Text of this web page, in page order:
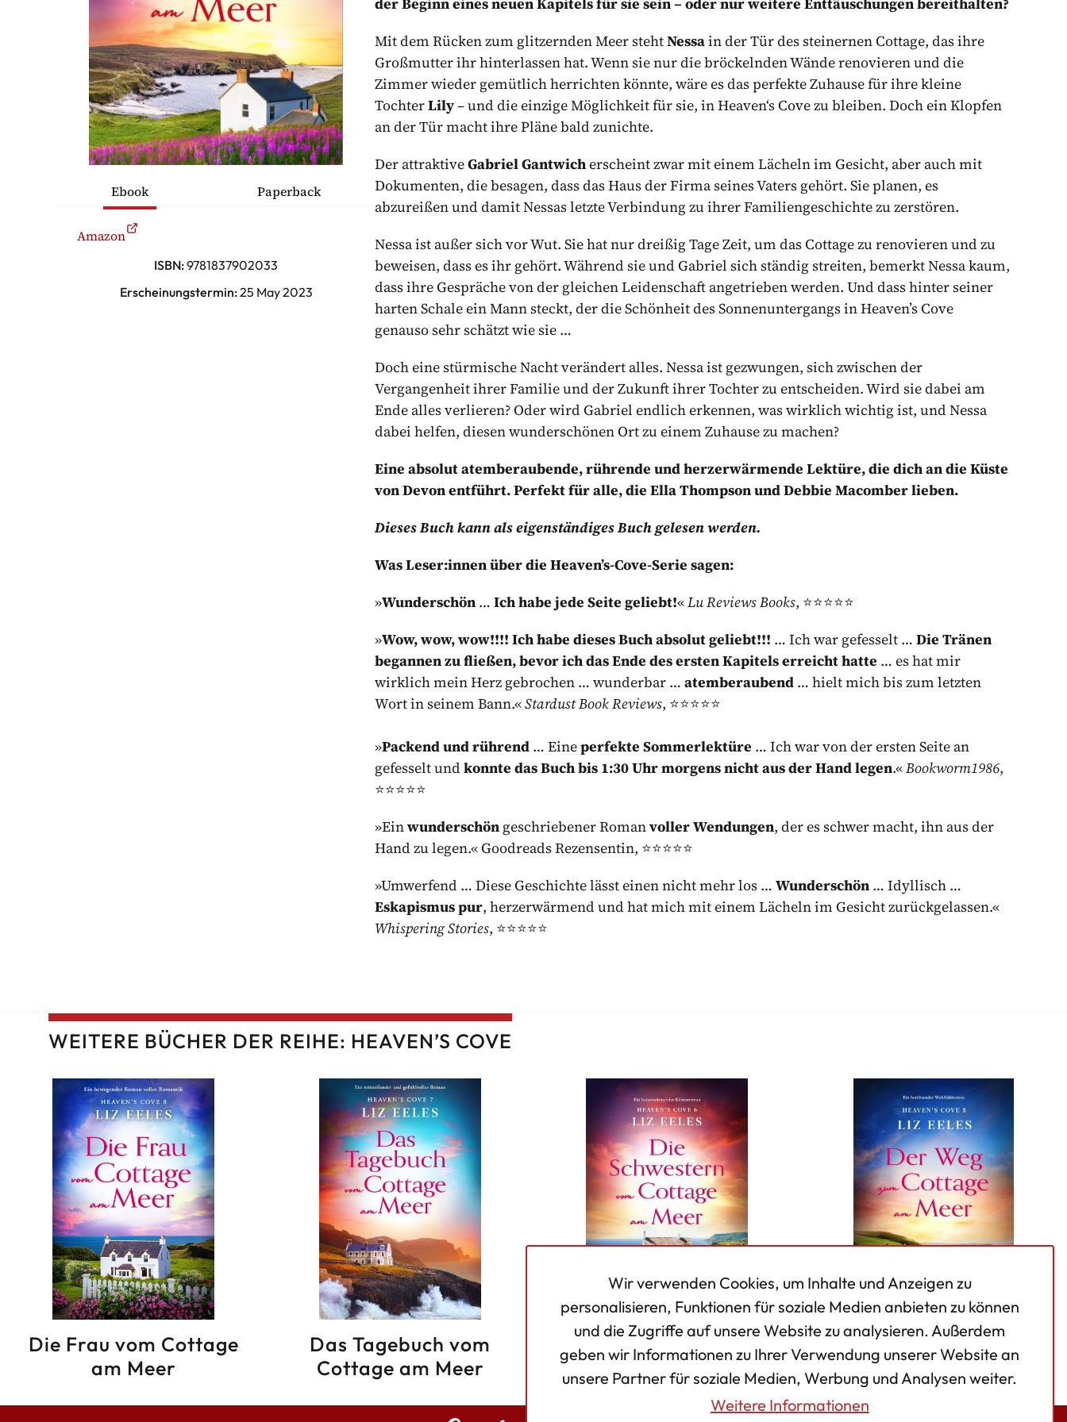
Romane
Ebook Paperback
Amazon
ISBN:9781837902033
Erscheinungstermin:25 May 2023
Mit dem Rücken zum glitzernden Meer stehtNessain der Tür des steinernen Cottage, das ihre
Großmutter ihr hinterlassen hat. Wenn sie nur die bröckelnden Wände renovieren und die
Zimmer wieder gemütlich herrichten könnte, wäre es das perfekte Zuhause für ihre kleine
TochterLily– und die einzige Möglichkeit für sie, in Heaven‘s Cove zu bleiben. Doch ein Klopfen
an der Tür macht ihre Pläne bald zunichte.
Der attraktiveGabriel Gantwicherscheint zwar mit einem Lächeln im Gesicht, aber auch mit
Dokumenten, die besagen, dass das Haus der Firma seines Vaters gehört. Sie planen, es
abzureißen und damit Nessas letzte Verbindung zu ihrer Familiengeschichte zu zerstören.
Nessa ist außer sich vor Wut. Sie hat nur dreißig Tage Zeit, um das Cottage zu renovieren und zu
beweisen, dass es ihr gehört. Während sie und Gabriel sich ständig streiten, bemerkt Nessa kaum,
dass ihre Gespräche von der gleichen Leidenschaft angetrieben werden. Und dass hinter seiner
harten Schale ein Mann steckt, der die Schönheit des Sonnenuntergangs in Heaven’s Cove
genauso sehr schätzt wie sie …
Doch eine stürmische Nacht verändert alles. Nessa ist gezwungen, sich zwischen der
Vergangenheit ihrer Familie und der Zukunft ihrer Tochter zu entscheiden. Wird sie dabei am
Ende alles verlieren? Oder wird Gabriel endlich erkennen, was wirklich wichtig ist, und Nessa
dabei helfen, diesen wunderschönen Ort zu einem Zuhause zu machen?
Eine absolut atemberaubende, rührende und herzerwärmende Lektüre, die dich an die Küste
von Devon entführt. Perfekt für alle, die Ella Thompson und Debbie Macomber lieben.
Dieses Buch kann als eigenständiges Buch gelesen werden.
Was Leser:innen über die Heaven’s-Cove-Serie sagen:
»Wunderschön … Ich habe jede Seite geliebt!«Lu Reviews Books, ⭐⭐⭐⭐⭐
»Wow, wow, wow!!!!Ich habe dieses Buch absolut geliebt!!! … Ich war gefesselt …Die Tränen
begannen zu fließen, bevor ich das Ende des ersten Kapitels erreicht hatte … es hat mir
wirklich mein Herz gebrochen … wunderbar …atemberaubend … hielt mich bis zum letzten
Wort in seinem Bann.«Stardust Book Reviews, ⭐⭐⭐⭐⭐
»Packend und rührend … Eineperfekte Sommerlektüre … Ich war von der ersten Seite an
gefesselt undkonnte das Buch bis 1:30 Uhr morgens nicht aus der Hand legen.«Bookworm1986,
⭐⭐⭐⭐⭐
»Einwunderschön geschriebener Romanvoller Wendungen, der es schwer macht, ihn aus der
Hand zu legen.« Goodreads Rezensentin, ⭐⭐⭐⭐⭐
»Umwerfend … Diese Geschichte lässt einen nicht mehr los …Wunderschön … Idyllisch …
Eskapismus pur, herzerwärmend und hat mich mit einem Lächeln im Gesicht zurückgelassen.«
Whispering Stories, ⭐⭐⭐⭐⭐
WEITERE BÜCHER DER REIHE: HEAVEN’S COVE
Die Frau vom Cottage
am Meer
Das Tagebuch vom
Cottage am Meer
Die Schwestern vom
Cottage am Meer
Der Weg zum Cottage
am Meer
Wir verwenden Cookies, um Inhalte und Anzeigen zu
personalisieren, Funktionen für soziale Medien anbieten zu können
und die Zugriffe auf unsere Website zu analysieren. Außerdem
geben wir Informationen zu Ihrer Verwendung unserer Website an
unsere Partner für soziale Medien, Werbung und Analysen weiter.
Weitere Informationen